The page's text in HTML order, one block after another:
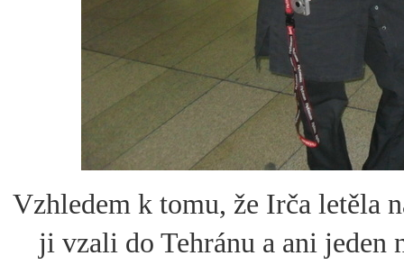
Vzhledem k tomu, že Irča letěla
ji vzali do Tehránu a ani